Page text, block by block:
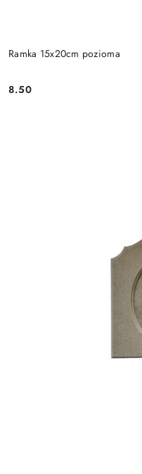
Ramka 15x20cm pozioma
Cena:
8.50